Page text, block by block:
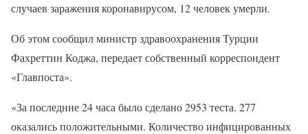
случаев заражения коронавирусом, 12 человек умерли.
Об этом сообщил министр здравоохранения Турции
Фахреттин Коджа, передает собственный корреспондент
«Главпоста».
«За последние 24 часа было сделано 2953 теста. 277
оказались положительными. Количество инфицированных